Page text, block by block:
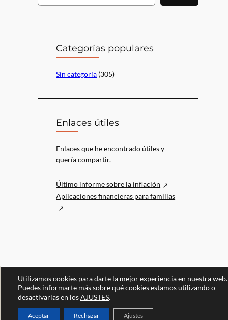
c
Categorías populares
Sin categoría (305)
Enlaces útiles
Enlaces que he encontrado útiles y
quería compartir.
Último informe sobre la inflación
Aplicaciones financieras para familias
Utilizamos cookies para darte la mejor experiencia en nuestra web.
Puedes informarte más sobre qué cookies estamos utilizando o
desactivarlas en losAJUSTES.
Aceptar Rechazar Ajustes